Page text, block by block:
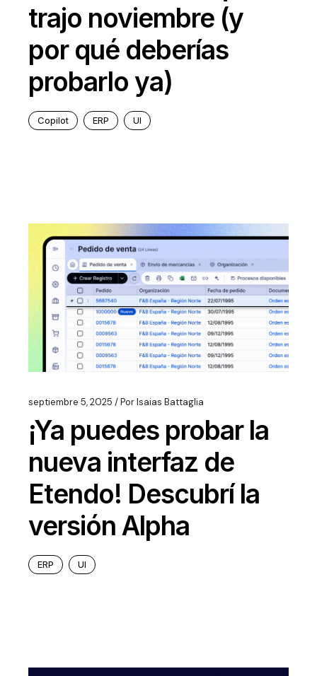
trajo noviembre (y
por qué deberías
probarlo ya)
Copilot ERP UI
septiembre 5, 2025 PorIsaias Battaglia
¡Ya puedes probar la
nueva interfaz de
Etendo! Descubrí la
versión Alpha
ERP UI